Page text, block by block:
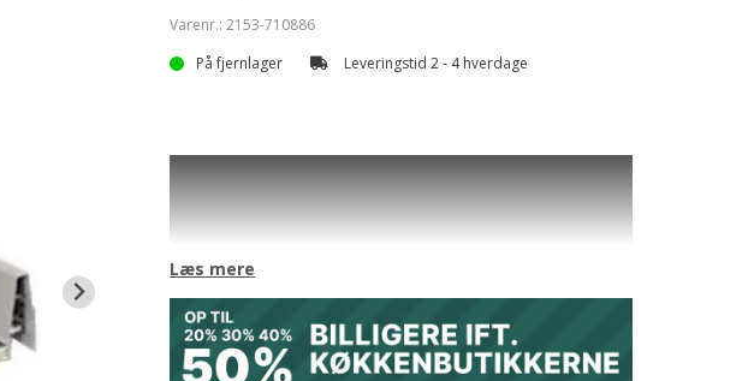
Varenr.:2153-710886
På fjernlager
Leveringstid 2 - 4 hverdage
Løs skuffe, lav dybde 40 cm. Til fuldt udtræk og
soft-luk - Bredde: 30cm
Til 12.4cm fronter Inkl.skinnesættil at montere skuffen på.
Fronten kan bestilles under menupunktLøse Fronter
Leveres usamlet.
V: findes i bredde 30, 40, 50, 60, 80, 90, 100 cm
Læs mere